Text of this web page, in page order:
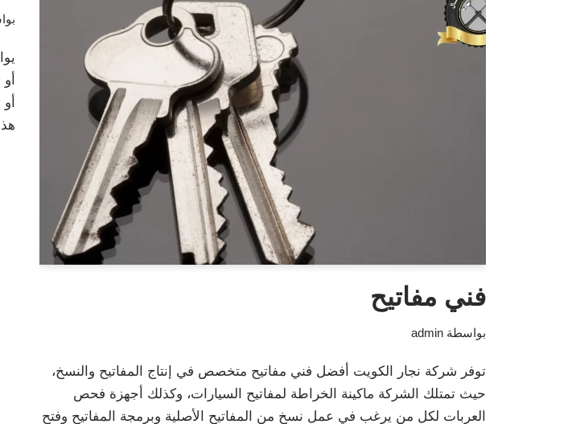
فني مفاتيح
بواسطة admin
توفر شركة نجار الكويت أفضل فني مفاتيح متخصص في إنتاج المفاتيح والنسخ،
حيث تمتلك الشركة ماكينة الخراطة لمفاتيح السيارات، وكذلك أجهزة فحص
العربات لكل من يرغب في عمل نسخ من المفاتيح الأصلية وبرمجة المفاتيح وفتح